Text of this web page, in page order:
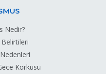
Nedir?
Korkusu